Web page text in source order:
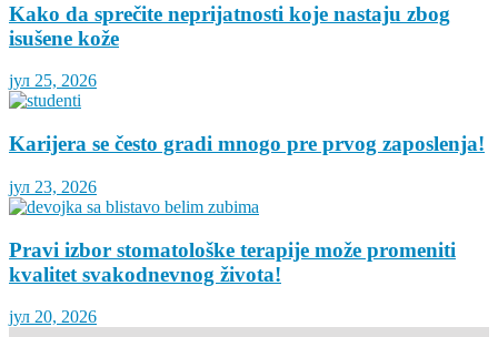
Kako da sprečite neprijatnosti koje nastaju zbog
isušene kože
јул 25, 2026
Karijera se često gradi mnogo pre prvog zaposlenja!
јул 23, 2026
Pravi izbor stomatološke terapije može promeniti
kvalitet svakodnevnog života!
јул 20, 2026